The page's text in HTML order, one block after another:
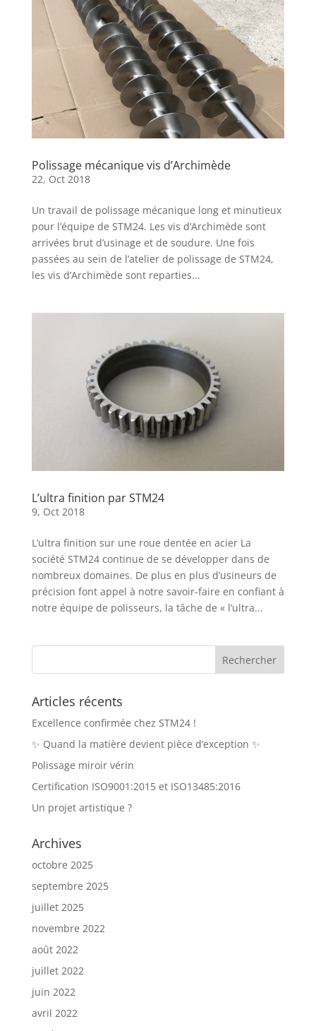
Polissage mécanique vis d’Archimède
22, Oct 2018
Un travail de polissage mécanique long et minutieux
pour l’équipe de STM24. Les vis d’Archimède sont
arrivées brut d’usinage et de soudure. Une fois
passées au sein de l’atelier de polissage de STM24,
les vis d’Archimède sont reparties...
L’ultra finition par STM24
9, Oct 2018
L’ultra finition sur une roue dentée en acier La
société STM24 continue de se développer dans de
nombreux domaines. De plus en plus d’usineurs de
précision font appel à notre savoir-faire en confiant à
notre équipe de polisseurs, la tâche de « l’ultra...
Articles récents
Excellence confirmée chez STM24 !
✨ Quand la matière devient pièce d’exception ✨
Polissage miroir vérin
Certification ISO9001:2015 et ISO13485:2016
Un projet artistique ?
Archives
octobre 2025
septembre 2025
juillet 2025
novembre 2022
août 2022
juillet 2022
juin 2022
avril 2022